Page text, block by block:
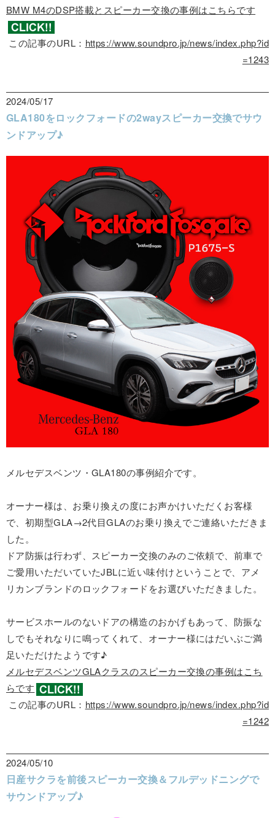
BMW M4のDSP搭載とスピーカー交換の事例はこちらです
この記事のURL： https://www.soundpro.jp/news/index.php?id
=1243
2024/05/17
GLA180をロックフォードの2wayスピーカー交換でサウ
ンドアップ♪
メルセデスベンツ・GLA180の事例紹介です。
オーナー様は、お乗り換えの度にお声かけいただくお客様
で、初期型GLA→2代目GLAのお乗り換えでご連絡いただきま
した。
ドア防振は行わず、スピーカー交換のみのご依頼で、前車で
ご愛用いただいていたJBLに近い味付けということで、アメ
リカンブランドのロックフォードをお選びいただきました。
サービスホールのないドアの構造のおかげもあって、防振な
しでもそれなりに鳴ってくれて、オーナー様にはだいぶご満
足いただけたようです♪
メルセデスベンツGLAクラスのスピーカー交換の事例はこち
らです
この記事のURL： https://www.soundpro.jp/news/index.php?id
=1242
2024/05/10
日産サクラを前後スピーカー交換＆フルデッドニングで
サウンドアップ♪